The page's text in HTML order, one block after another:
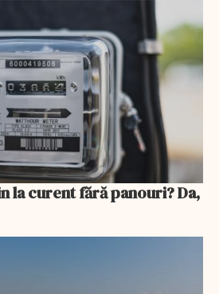
la curent fără panouri? Da,